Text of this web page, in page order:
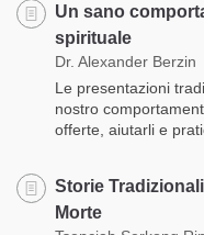
Un sano
spirituale
Dr. Alexander Berzin
Le presentazioni
nostro
offerte, aiutarli e
Storie
Morte